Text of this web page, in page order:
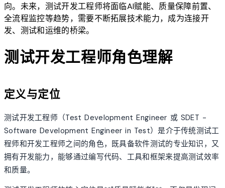
向。未来，测试开发工程师将面临AI赋能、质量保障前置、
全流程监控等趋势，需要不断拓展技术能力，成为连接开
发、测试和运维的桥梁。
测试开发工程师角色理解
定义与定位
测试开发工程师（Test Development Engineer 或 SDET -
Software Development Engineer in Test）是介于传统测试工
程师和开发工程师之间的角色，既具备软件测试的专业知识，又
拥有开发能力，能够通过编写代码、工具和框架来提高测试效率
和质量。